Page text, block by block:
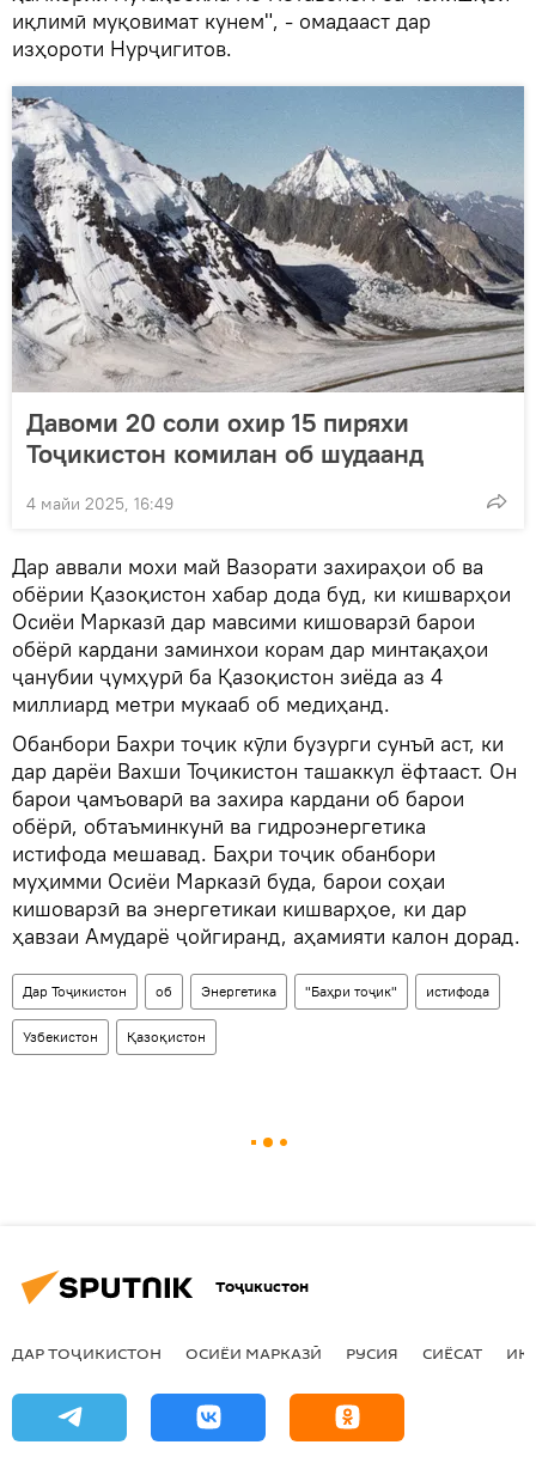
иқлимӣ муқовимат кунем", - омадааст дар
изҳороти Нурҷигитов.
Давоми 20 соли охир 15 пиряхи
Тоҷикистон комилан об шудаанд
4 майи 2025, 16:49
Дар аввали мохи май Вазорати захираҳои об ва
обёрии Қазоқистон хабар дода буд, ки кишварҳои
Осиёи Марказӣ дар мавсими кишоварзӣ барои
обёрӣ кардани заминхои корам дар минтақаҳои
ҷанубии ҷумҳурӣ ба Қазоқистон зиёда аз 4
миллиард метри мукааб об медиҳанд.
Обанбори Бахри тоҷик кӯли бузурги сунъӣ аст, ки
дар дарёи Вахши Тоҷикистон ташаккул ёфтааст. Он
барои ҷамъоварӣ ва захира кардани об барои
обёрӣ, обтаъминкунӣ ва гидроэнергетика
истифода мешавад. Баҳри тоҷик обанбори
муҳимми Осиёи Марказӣ буда, барои соҳаи
кишоварзӣ ва энергетикаи кишварҳое, ки дар
ҳавзаи Амударё ҷойгиранд, аҳамияти калон дорад.
Дар Тоҷикистон об Энергетика "Баҳри тоҷик" истифода
Узбекистон Қазоқистон
Тоҷикистон
ДАР ТОҶИКИСТОН ОСИЁИ МАРКАЗӢ РУСИЯ СИЁСАТ